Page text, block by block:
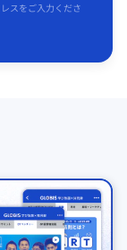
スをご入力くださ